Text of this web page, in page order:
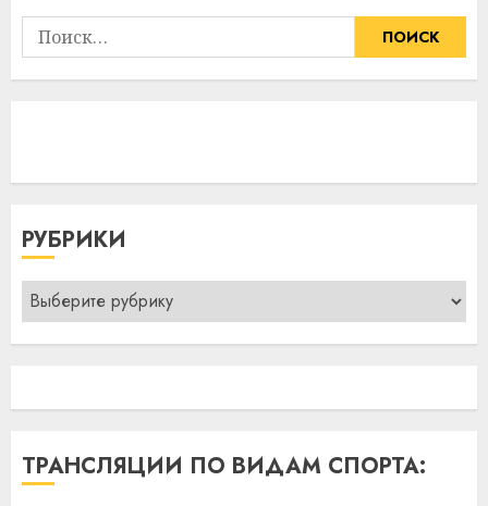
Найти:
РУБРИКИ
Рубрики
ТРАНСЛЯЦИИ ПО ВИДАМ СПОРТА: